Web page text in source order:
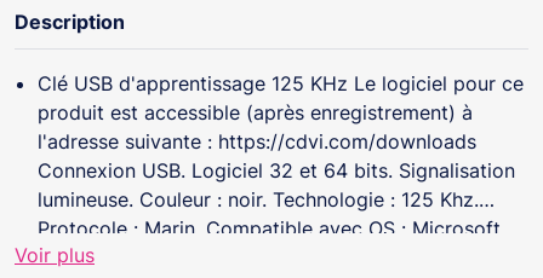
Description
Clé USB d'apprentissage 125 KHz Le logiciel pour ce
produit est accessible (après enregistrement) à
l'adresse suivante : https://cdvi.com/downloads
Connexion USB. Logiciel 32 et 64 bits. Signalisation
lumineuse. Couleur : noir. Technologie : 125 Khz.
Protocole : Marin. Compatible avec OS : Microsoft
Windows XP, XP SP3, Vista, Windows 7, Windows 10.
Voir plus